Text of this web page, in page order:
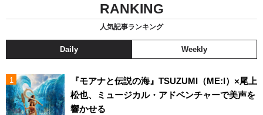
RANKING
人気記事ランキング
Daily Weekly
『モアナと伝説の海』TSUZUMI（ME:I）×尾上
松也、ミュージカル・アドベンチャーで美声を
響かせる